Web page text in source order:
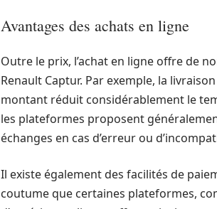
Avantages des achats en ligne
Outre le prix, l’achat en ligne offre de
Renault Captur. Par exemple, la
montant réduit considérablement le
les plateformes proposent
échanges en cas d’erreur ou
Il existe également des facilités de
coutume que certaines plateformes,